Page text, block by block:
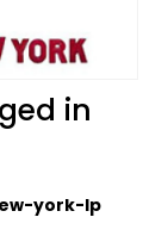
in
york-lp